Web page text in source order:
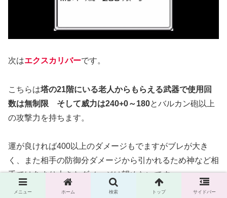
次はエクスカリバーです。
こちらは塔の21階にいる老人からもらえる武器で使用回
数は無制限 そして威力は240+0～180とバルカン砲以上
の攻撃力を持ちます。
運が良ければ400以上のダメージもでますがブレが大き
く、また相手の防御分ダメージから引かれるため神など相
手ではあまり大きなダメージは望めないです。
メニュー ホーム 検索 トップ サイドバー